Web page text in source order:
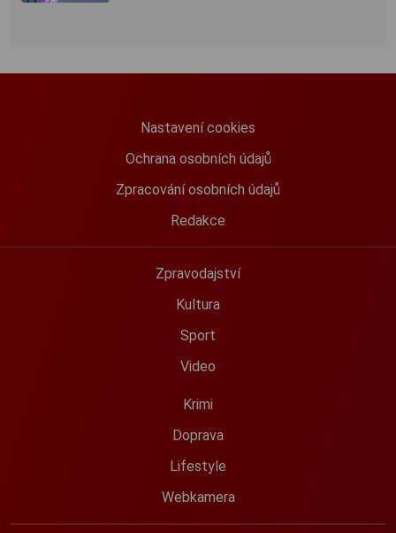
Nastavení cookies
Ochrana osobních údajů
Zpracování osobních údajů
Redakce
Zpravodajství
Kultura
Sport
Video
Krimi
Doprava
Lifestyle
Webkamera